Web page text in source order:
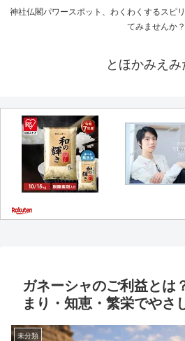
神社仏閣パワースポット、わくわくするスピ
てみませんか？
とほかみえみ
ガネーシャのご利益とは
まり・知恵・繁栄でやさ
未分類